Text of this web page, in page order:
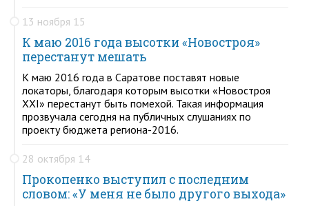
13 ноября 15
К маю 2016 года высотки «Новостроя»
перестанут мешать
К маю 2016 года в Саратове поставят новые
локаторы, благодаря которым высотки «Новостроя
XXI» перестанут быть помехой. Такая информация
прозвучала сегодня на публичных слушаниях по
проекту бюджета региона-2016.
28 октября 14
Прокопенко выступил с последним
словом: «У меня не было другого выхода»